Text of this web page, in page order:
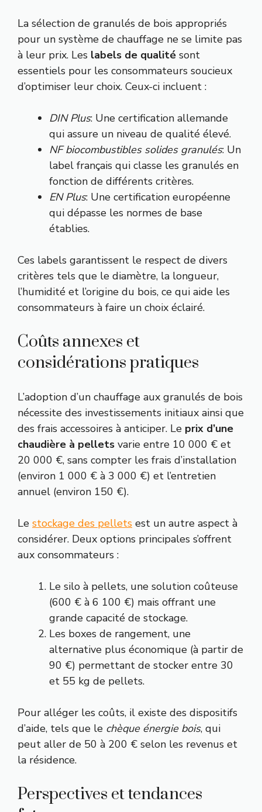
La sélection de granulés de bois appropriés
pour un système de chauffage ne se limite pas
à leur prix. Les labels de qualité sont
essentiels pour les consommateurs soucieux
d’optimiser leur choix. Ceux-ci incluent :
DIN Plus: Une certification allemande
qui assure un niveau de qualité élevé.
NF biocombustibles solides granulés: Un
label français qui classe les granulés en
fonction de différents critères.
EN Plus: Une certification européenne
qui dépasse les normes de base
établies.
Ces labels garantissent le respect de divers
critères tels que le diamètre, la longueur,
l’humidité et l’origine du bois, ce qui aide les
consommateurs à faire un choix éclairé.
Coûts annexes et
considérations pratiques
L’adoption d’un chauffage aux granulés de bois
nécessite des investissements initiaux ainsi que
des frais accessoires à anticiper. Le prix d’une
chaudière à pellets varie entre 10 000 € et
20 000 €, sans compter les frais d’installation
(environ 1 000 € à 3 000 €) et l’entretien
annuel (environ 150 €).
Le stockage des pellets est un autre aspect à
considérer. Deux options principales s’offrent
aux consommateurs :
Le silo à pellets, une solution coûteuse
(600 € à 6 100 €) mais offrant une
grande capacité de stockage.
Les boxes de rangement, une
alternative plus économique (à partir de
90 €) permettant de stocker entre 30
et 55 kg de pellets.
Pour alléger les coûts, il existe des dispositifs
d’aide, tels que le chèque énergie bois, qui
peut aller de 50 à 200 € selon les revenus et
la résidence.
Perspectives et tendances